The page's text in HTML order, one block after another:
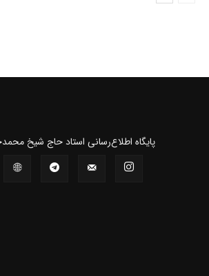
پايگاه اطلاع‌رسانی استاد حاج شیخ